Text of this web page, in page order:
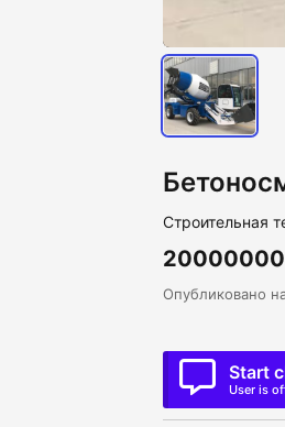
Строительная
20000000
Опубликовано
Start
User is